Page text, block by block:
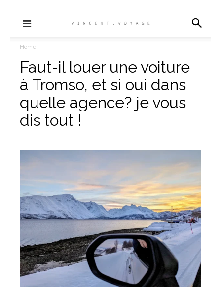
Home
Faut-il louer une voiture
à Tromso, et si oui dans
quelle agence? je vous
dis tout !